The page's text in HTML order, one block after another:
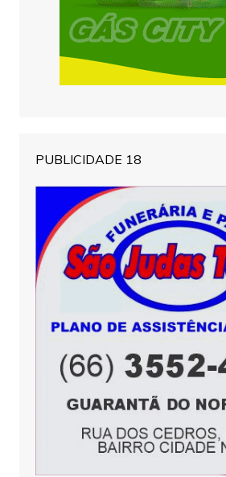
PUBLICIDADE 18